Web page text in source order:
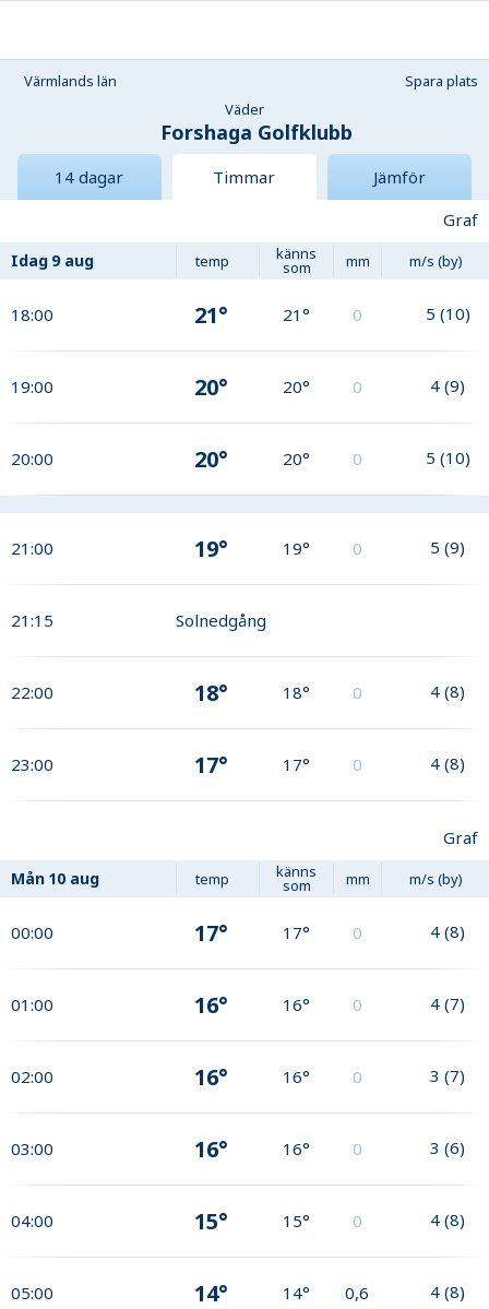
Värmlands län
Spara plats
Väder
Forshaga Golfklubb
14 dagar Timmar
Jämför
Graf
Idag 9 aug temp känns
som mm m/s (by)
18:00 21° 21° 0 5 (10)
19:00 20° 20° 0 4 (9)
20:00 20° 20° 0 5 (10)
21:00 19° 19° 0 5 (9)
21:15 Solnedgång
22:00 18° 18° 0 4 (8)
23:00 17° 17° 0 4 (8)
Graf
Mån 10 aug temp känns
som mm m/s (by)
00:00 17° 17° 0 4 (8)
01:00 16° 16° 0 4 (7)
02:00 16° 16° 0 3 (7)
03:00 16° 16° 0 3 (6)
04:00 15° 15° 0 4 (8)
05:00 14° 14° 0,6 4 (8)